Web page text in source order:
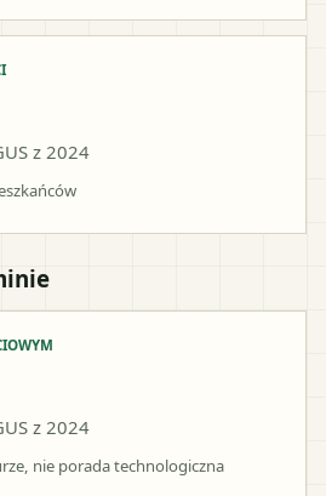
z 2024
z 2024
nie porada technologiczna